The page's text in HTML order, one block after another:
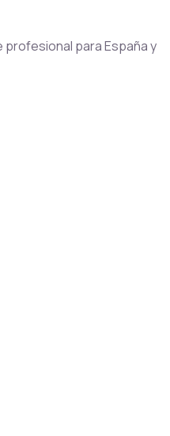
profesional para España y